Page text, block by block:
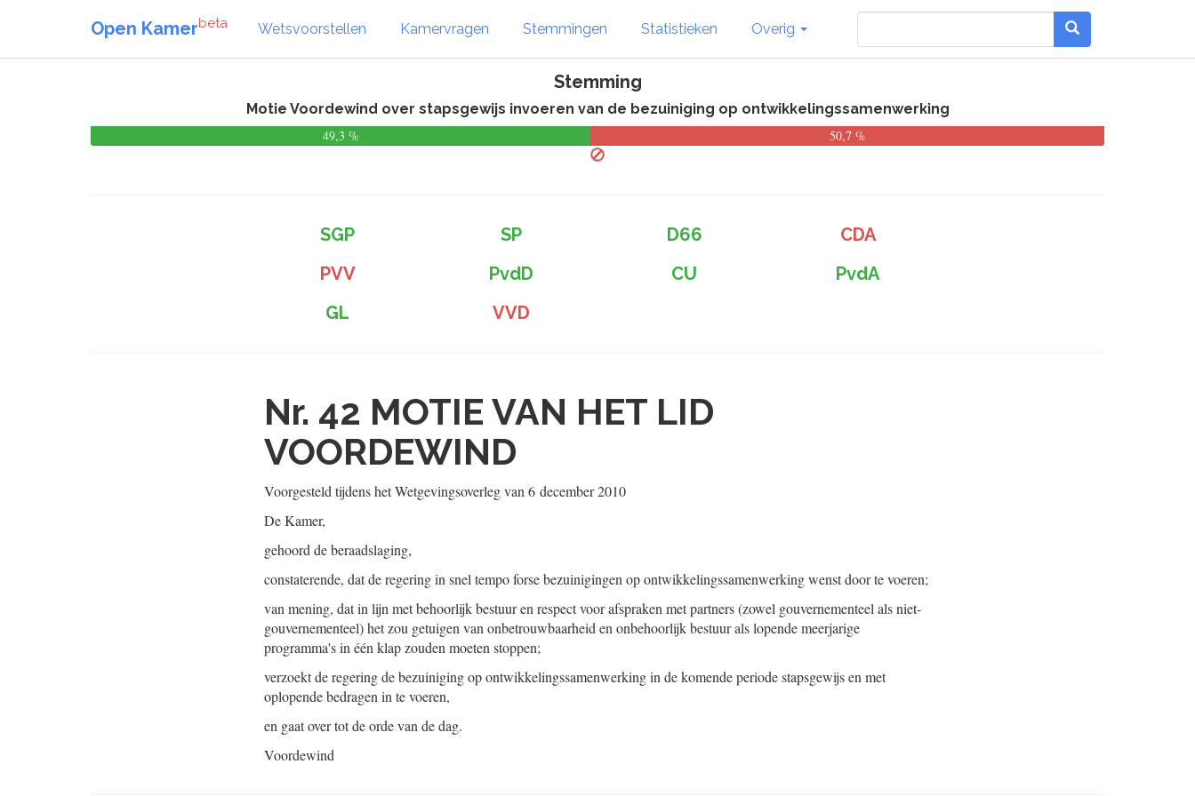
Open Kamerbeta Wetsvoorstellen Kamervragen Stemmingen Statistieken Overig
Stemming
Motie Voordewind over stapsgewijs invoeren van de bezuiniging op ontwikkelingssamenwerking
49,3 %
50,7 %
SGP SP D66
CDA
PVV
PvdD CU
PvdA
GL
VVD
Nr. 42 MOTIE VAN HET LID
VOORDEWIND
Voorgesteld tijdens het Wetgevingsoverleg van 6 december 2010
De Kamer,
gehoord de beraadslaging,
constaterende, dat de regering in snel tempo forse bezuinigingen op ontwikkelingssamenwerking wenst door te voeren;
van mening, dat in lijn met behoorlijk bestuur en respect voor afspraken met partners (zowel gouvernementeel als niet-
gouvernementeel) het zou getuigen van onbetrouwbaarheid en onbehoorlijk bestuur als lopende meerjarige
programma's in één klap zouden moeten stoppen;
verzoekt de regering de bezuiniging op ontwikkelingssamenwerking in de komende periode stapsgewijs en met
oplopende bedragen in te voeren,
en gaat over tot de orde van de dag.
Voordewind